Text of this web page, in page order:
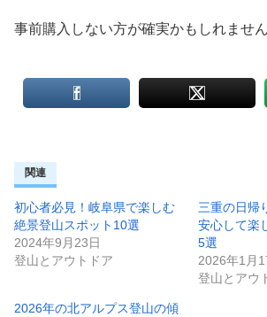
事前購入しない方が確実かもしれません
関連
初心者必見！岐阜県で楽しむ
絶景登山スポット10選
2024年9月23日
登山とアウトドア
三重の日帰
安心して楽
5選
2026年1月
登山とアウ
2026年の北アルプス登山の傾